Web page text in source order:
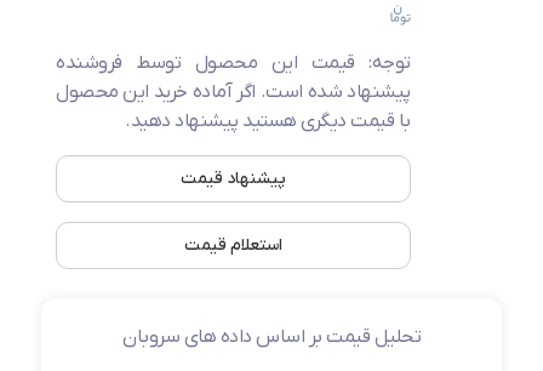
توجه: قیمت این محصول توسط فروشنده
پیشنهاد شده است. اگر آماده خرید این محصول
با قیمت دیگری هستید پیشنهاد دهید.
پیشنهاد قیمت
استعلام قیمت
تحلیل قیمت بر اساس داده های سروبان